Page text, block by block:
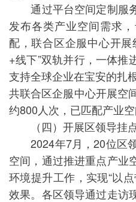
通过平台空间定制服
发布各类产业空间需求
配，联合区企服中心开
+线下”双轨并行，一体推
支持全球企业在宝安的扎
共联合区企服中心开展空
约800人次，已匹配产业空
（四）开展区领导挂
2024年7月，20位区
空间，通过推进重点产业
环境提升工作，实现“以
效果。各区领导通过走访